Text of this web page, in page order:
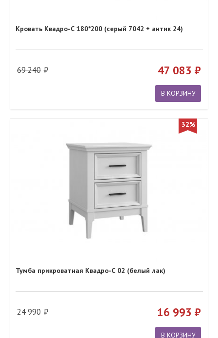
Кровать Квадро-С 180*200 (серый 7042 + антик 24)
69 240 47 083
В КОРЗИНУ
32%
Тумба прикроватная Квадро-С 02 (белый лак)
24 990 16 993
В КОРЗИНУ